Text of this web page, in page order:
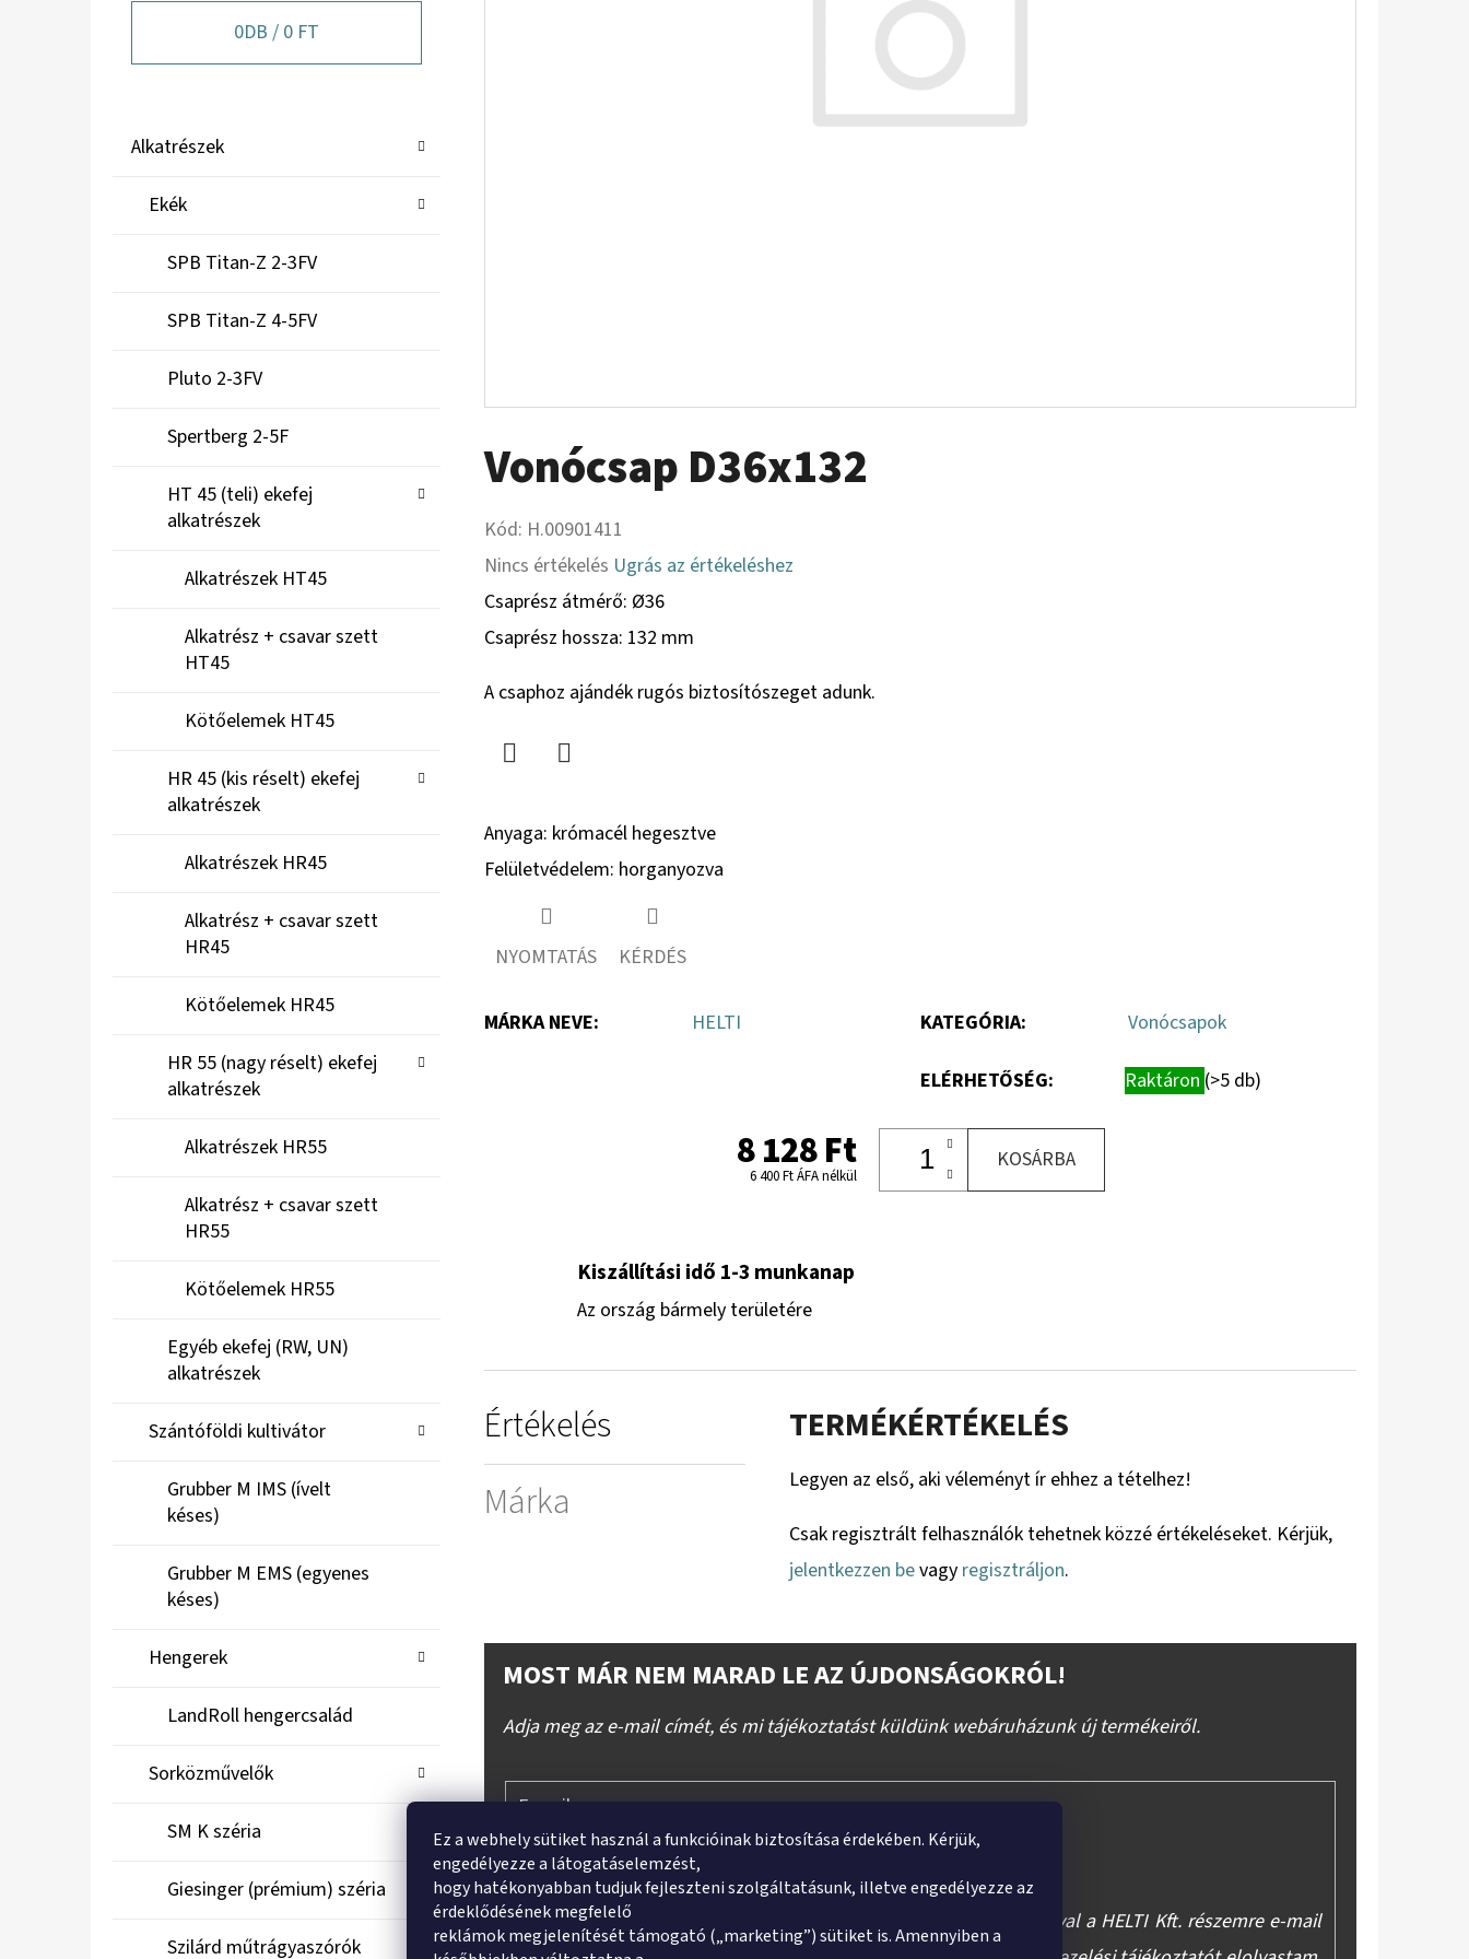
Ez a webhely sütiket használ a funkcióinak biztosítása érdekében. Kérjük,
engedélyezze a látogatáselemzést,
hogy hatékonyabban tudjuk fejleszteni szolgáltatásunk, illetve engedélyezze az
érdeklődésének megfelelő
reklámok megjelenítését támogató („marketing”) sütiket is. Amennyiben a
0DB / 0 FT
Kategóriák
Alkatrészek
Ekék
SPB Titan-Z 2-3FV
SPB Titan-Z 4-5FV
Pluto 2-3FV
Spertberg 2-5F
HT 45 (teli) ekefej
alkatrészek
Alkatrészek HT45
Alkatrész + csavar szett
HT45
Kötőelemek HT45
HR 45 (kis réselt) ekefej
alkatrészek
Alkatrészek HR45
Alkatrész + csavar szett
HR45
Kötőelemek HR45
HR 55 (nagy réselt) ekefej
alkatrészek
Alkatrészek HR55
Alkatrész + csavar szett
HR55
Kötőelemek HR55
Egyéb ekefej (RW, UN)
alkatrészek
Szántóföldi kultivátor
Grubber M IMS (ívelt
késes)
Grubber M EMS (egyenes
késes)
Hengerek
LandRoll hengercsalád
Sorközművelők
SM K széria
Giesinger (prémium) széria
Szilárd műtrágyaszórók
Vonócsap D36x132
Kód: H.00901411
A
termék
átlagos
ből
Nincs értékelés Ugrás az értékeléshez
Csaprész átmérő: Ø36
Csaprész hossza: 132 mm
A csaphoz ajándék rugós biztosítószeget adunk.
Anyaga: krómacél hegesztve
Felületvédelem: horganyozva
NYOMTATÁS KÉRDÉS
MÁRKA NEVE: HELTI KATEGÓRIA: Vonócsapok
ELÉRHETŐSÉG: Raktáron (>5 db)
8 128 Ft
6 400 Ft ÁFA nélkül
KOSÁRBA
Kiszállítási idő 1-3 munkanap
Az ország bármely területére
Értékelés
Márka
TERMÉKÉRTÉKELÉS
Legyen az első, aki véleményt ír ehhez a tételhez!
Csak regisztrált felhasználók tehetnek közzé értékeléseket. Kérjük,
jelentkezzen bevagy regisztráljon.
MOST MÁR NEM MARAD LE AZ ÚJDONSÁGOKRÓL!
Adja meg az e-mail címét, és mi tájékoztatást küldünk webáruházunk új termékeiről.
E-mail
Hozzájárulok, hogy a nevem, illetve e-mail címem felhasználásával a HELTI Kft. részemre e-mail